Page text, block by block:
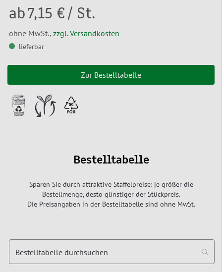
ab7,15 € / St.
ohne MwSt., zzgl. Versandkosten
lieferbar
Zur Bestelltabelle
Bestelltabelle
Sparen Sie durch attraktive Staffelpreise: je größer die
Bestellmenge, desto günstiger der Stückpreis.
Die Preisangaben in der Bestelltabelle sind ohne MwSt.
Bestelltabelle durchsuchen